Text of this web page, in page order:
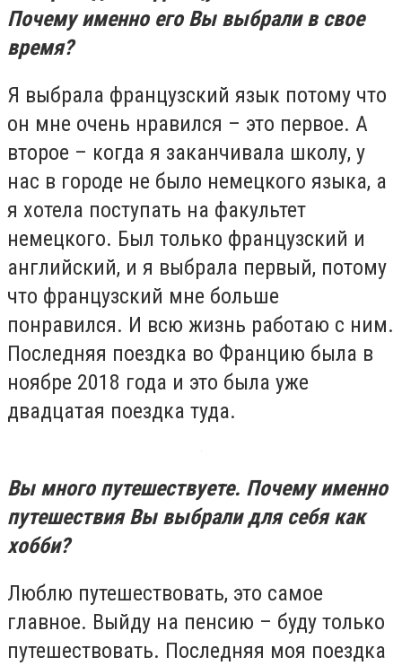
Почему именно его Вы выбрали в свое
время?
Я выбрала французский язык потому что
он мне очень нравился – это первое. А
второе – когда я заканчивала школу, у
нас в городе не было немецкого языка, а
я хотела поступать на факультет
немецкого. Был только французский и
английский, и я выбрала первый, потому
что французский мне больше
понравился. И всю жизнь работаю с ним.
Последняя поездка во Францию была в
ноябре 2018 года и это была уже
двадцатая поездка туда.
Вы много путешествуете. Почему именно
путешествия Вы выбрали для себя как
хобби?
Люблю путешествовать, это самое
главное. Выйду на пенсию – буду только
путешествовать. Последняя моя поездка